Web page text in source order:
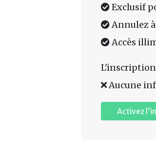
Exclusif
Annulez
Accès
Aucune
Activez